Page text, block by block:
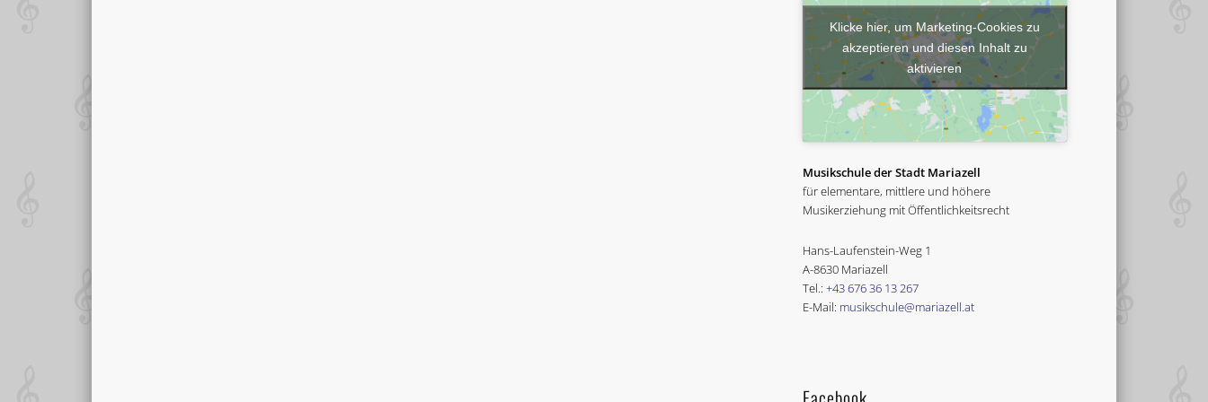
Klicke hier, um Marketing-Cookies zu
akzeptieren und diesen Inhalt zu
aktivieren
Musikschule der Stadt Mariazell
für elementare, mittlere und höhere
Musikerziehung mit Öffentlichkeitsrecht
Hans-Laufenstein-Weg 1
A-8630 Mariazell
Tel.: +43 676 36 13 267
E-Mail: musikschule@mariazell.at